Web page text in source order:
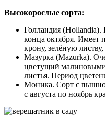
Высокорослые сорта:
Голландия (Hollandia).
конца октября.
крону, зелёную
Мазурка (Mazurka).
цветущий
листья. Период
Моника. Сорт с
с августа по ноябрь